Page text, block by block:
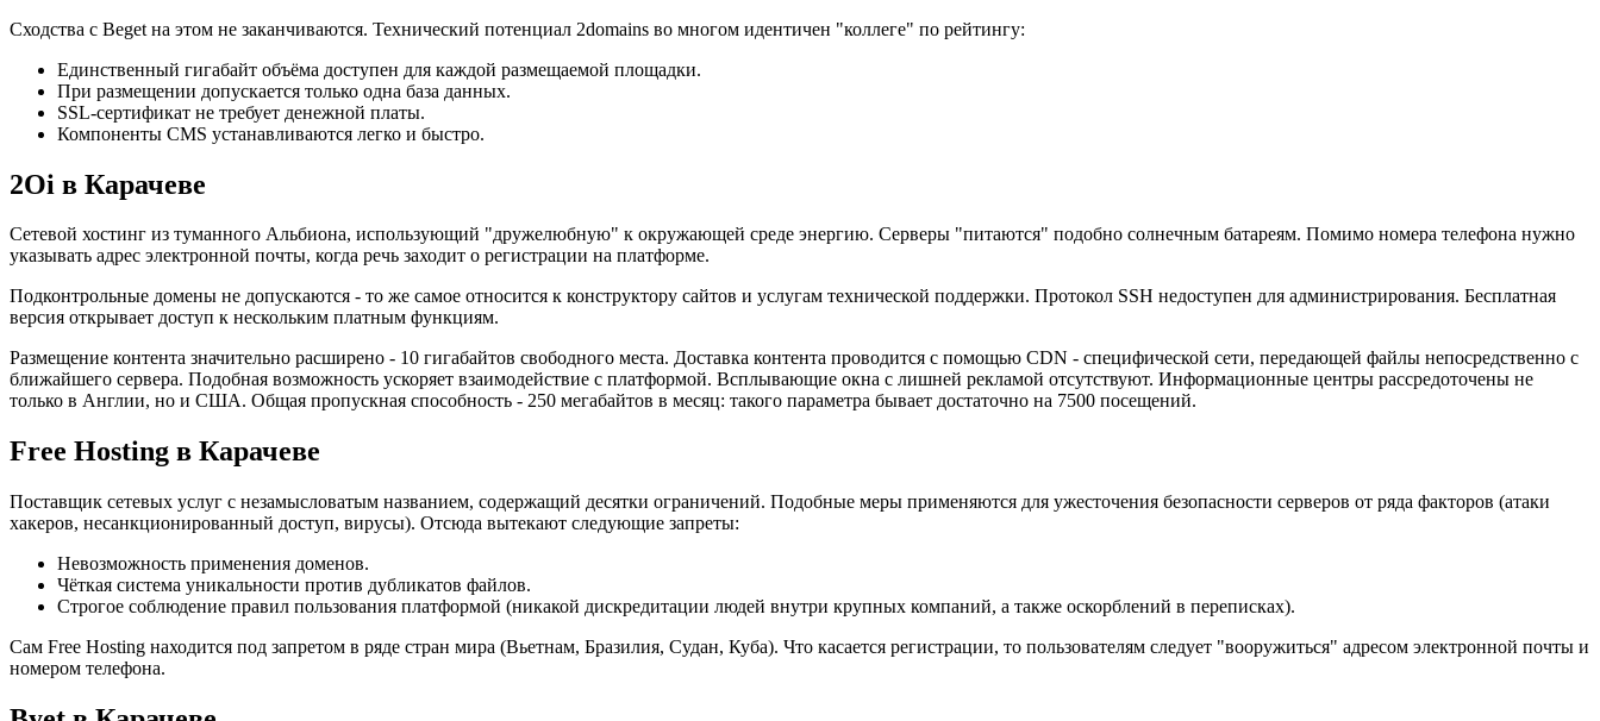
Сходства с Beget на этом не заканчиваются. Технический потенциал 2domains во многом идентичен "коллеге" по рейтингу:
Единственный гигабайт объёма доступен для каждой размещаемой площадки.
При размещении допускается только одна база данных.
SSL-сертификат не требует денежной платы.
Компоненты CMS устанавливаются легко и быстро.
2Oi в Карачеве
Сетевой хостинг из туманного Альбиона, использующий "дружелюбную" к окружающей среде энергию. Серверы "питаются" подобно солнечным батареям. Помимо номера телефона нужно
указывать адрес электронной почты, когда речь заходит о регистрации на платформе.
Подконтрольные домены не допускаются - то же самое относится к конструктору сайтов и услугам технической поддержки. Протокол SSH недоступен для администрирования. Бесплатная
версия открывает доступ к нескольким платным функциям.
Размещение контента значительно расширено - 10 гигабайтов свободного места. Доставка контента проводится с помощью CDN - специфической сети, передающей файлы непосредственно с
ближайшего сервера. Подобная возможность ускоряет взаимодействие с платформой. Всплывающие окна с лишней рекламой отсутствуют. Информационные центры рассредоточены не
только в Англии, но и США. Общая пропускная способность - 250 мегабайтов в месяц: такого параметра бывает достаточно на 7500 посещений.
Free Hosting в Карачеве
Поставщик сетевых услуг с незамысловатым названием, содержащий десятки ограничений. Подобные меры применяются для ужесточения безопасности серверов от ряда факторов (атаки
хакеров, несанкционированный доступ, вирусы). Отсюда вытекают следующие запреты:
Невозможность применения доменов.
Чёткая система уникальности против дубликатов файлов.
Строгое соблюдение правил пользования платформой (никакой дискредитации людей внутри крупных компаний, а также оскорблений в переписках).
Сам Free Hosting находится под запретом в ряде стран мира (Вьетнам, Бразилия, Судан, Куба). Что касается регистрации, то пользователям следует "вооружиться" адресом электронной почты и
номером телефона.